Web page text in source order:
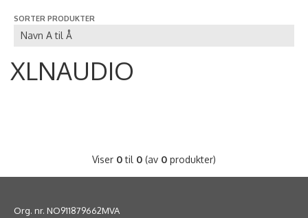
SORTER PRODUKTER
XLNAUDIO
Viser 0til 0 (av 0 produkter)
Org. nr. NO911879662MVA